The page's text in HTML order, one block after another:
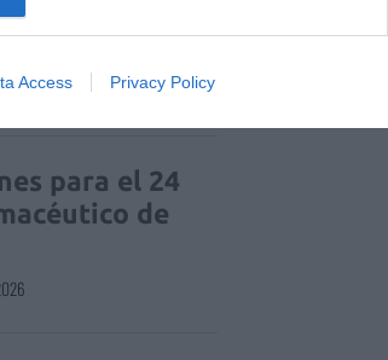
Access Privacy Policy
trazabilidad
para el 24
de